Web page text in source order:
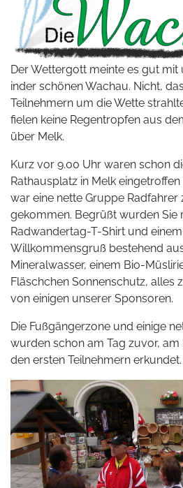
Der Wettergott meinte es gut mit
inder schönen Wachau. Nicht,
Teilnehmern um die Wette
fielen keine Regentropfen aus
über Melk.
Kurz vor 9.00 Uhr waren schon
Rathausplatz in Melk
war eine nette Gruppe Radfahrer
gekommen. Begrüßt wurden Sie
Radwandertag-T-Shirt und
Willkommensgruß bestehend
Mineralwasser, einem Bio-
Fläschchen Sonnenschutz, alles
von einigen unserer Sponsoren.
Die Fußgängerzone und einige
wurden schon am Tag zuvor, am
den ersten Teilnehmern erkundet.